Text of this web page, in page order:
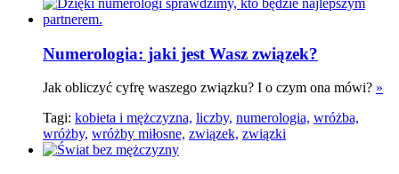
Numerologia: jaki jest Wasz związek?
Jak obliczyć cyfrę waszego związku? I o czym ona mówi? »
Tagi: kobieta i mężczyzna, liczby, numerologia, wróżba,
wróżby, wróżby miłosne, związek, związki